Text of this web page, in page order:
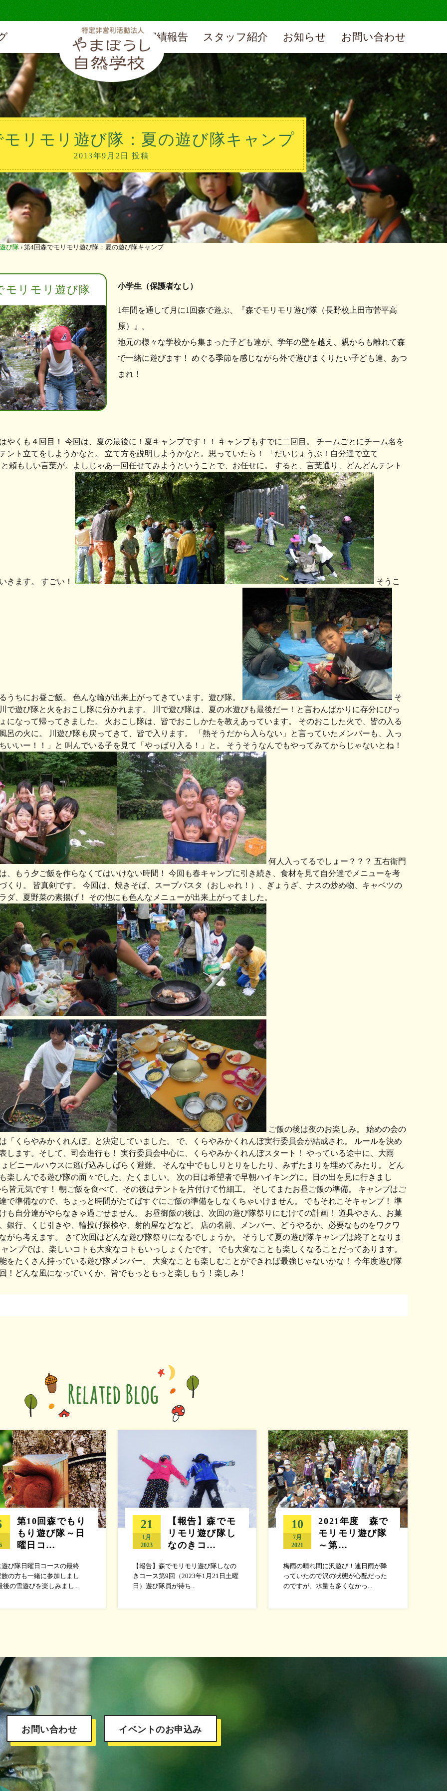
実績報告 スタッフ紹介 お知らせ お問い合わせ
モリモリ遊び隊：夏の遊び隊キャンプ
2013年9月2日 投稿
び隊 › 第4回森でモリモリ遊び隊：夏の遊び隊キャンプ
モリモリ遊び隊 小学生（保護者なし）
1年間を通して月に1回森で遊ぶ、『森でモリモリ遊び隊（長野校上田市菅平高
原）』。
地元の様々な学校から集まった子ども達が、学年の壁を越え、親からも離れて森
で一緒に遊びます！ めぐる季節を感じながら外で遊びまくりたい子ども達、あつ
まれ！
やくも４回目！ 今回は、夏の最後に！夏キャンプです！！ キャンプもすでに二回目。 チームごとにチーム名を
ント立てをしようかなと。 立て方を説明しようかなと。思っていたら！ 「だいじょうぶ！自分達で立て
頼もしい言葉が。よしじゃあ一回任せてみようということで、お任せに。 すると、言葉通り、どんどんテント
きます。 すごい！ そうこ
うちにお昼ご飯。 色んな輪が出来上がってきています。遊び隊。
そ
で遊び隊と火をおこし隊に分かれます。 川で遊び隊は、夏の水遊びも最後だー！と言わんばかりに存分にびっ
になって帰ってきました。 火おこし隊は、皆でおこしかたを教えあっています。 そのおこした火で、皆の入る
呂の火に。 川遊び隊も戻ってきて、皆で入ります。 「熱そうだから入らない」と言っていたメンバーも、入っ
いいー！！」と 叫んでいる子を見て「やっぱり入る！」と。 そうそうなんでもやってみてからじゃないとね！
何人入ってるでしょー？？？ 五右衛門
、もう夕ご飯を作らなくてはいけない時間！ 今回も春キャンプに引き続き、食材を見て自分達でメニューを考
くり。 皆真剣です。 今回は、焼きそば、スープパスタ（おしゃれ！）、ぎょうざ、ナスの炒め物、キャベツの
ダ、夏野菜の素揚げ！ その他にも色んなメニューが出来上がってました。
ご飯の後は夜のお楽しみ。 始めの会の
「くらやみかくれんぼ」と決定していました。 で、くらやみかくれんぼ実行委員会が結成され。 ルールを決め
します。そして、司会進行も！ 実行委員会中心に、くらやみかくれんぼスタート！ やっている途中に、大雨
ビニールハウスに逃げ込みしばらく避難。 そんな中でもしりとりをしたり、みずたまりを埋めてみたり。 どん
楽しんでる遊び隊の面々でした。たくましい。 次の日は希望者で早朝ハイキングに。日の出を見に行きまし
皆元気です！ 朝ご飯を食べて、その後はテントを片付けて竹細工。 そしてまたお昼ご飯の準備。 キャンプはご
で準備なので、ちょっと時間がたてばすぐにご飯の準備をしなくちゃいけません。 でもそれこそキャンプ！ 準
も自分達がやらなきゃ過ごせません。 お昼御飯の後は、次回の遊び隊祭りにむけての計画！ 道具やさん、お菓
銀行、くじ引きや、輪投げ探検や、射的屋などなど。 店の名前、メンバー、どうやるか、必要なものをワクワ
がら考えます。 さて次回はどんな遊び隊祭りになるでしょうか。 そうして夏の遊び隊キャンプは終了となりま
ンプでは、楽しいコトも大変なコトもいっしょくたです。 でも大変なことも楽しくなることだってあります。
をたくさん持っている遊び隊メンバー。 大変なことも楽しむことができれば最強じゃないかな！ 今年度遊び隊
！どんな風になっていくか、皆でもっともっと楽しもう！楽しみ！
第10回森でもり
もり遊び隊～日
曜日コ…
び隊日曜日コースの最終
の方も一緒に参加しまし
後の雪遊びを楽しみまし...
21
1月
2023
【報告】森でモ
リモリ遊び隊し
なのきコ…
【報告】森でモリモリ遊び隊しなの
きコース第9回（2023年1月21日土曜
日）遊び隊員が待ち...
10
7月
2021
2021年度 森で
モリモリ遊び隊
～第…
梅雨の晴れ間に沢遊び！連日雨が降
っていたので沢の状態が心配だった
のですが、水量も多くなかっ...
お問い合わせ イベントのお申込み